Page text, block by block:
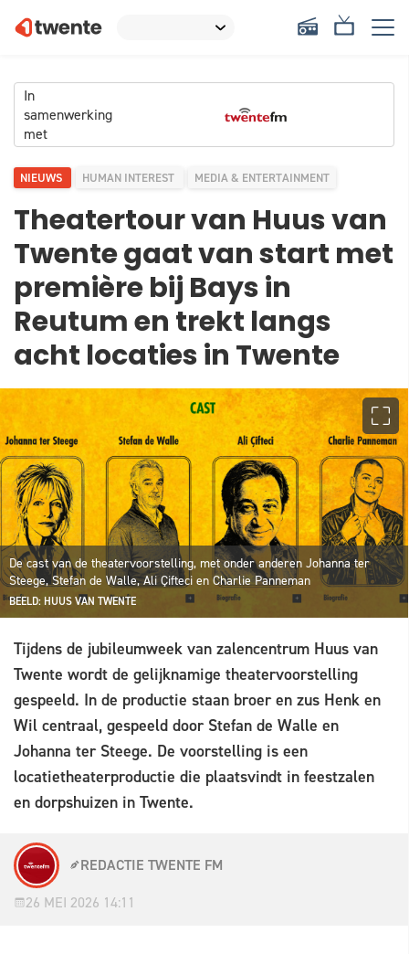
In
samenwerking
met
NIEUWS HUMAN INTEREST MEDIA & ENTERTAINMENT
Theatertour van Huus van
Twente gaat van start met
première bij Bays in
Reutum en trekt langs
acht locaties in Twente
De cast van de theatervoorstelling, met onder anderen Johanna ter
Steege, Stefan de Walle, Ali Çifteci en Charlie Panneman
BEELD: HUUS VAN TWENTE
Tijdens de jubileumweek van zalencentrum Huus van
Twente wordt de gelijknamige theatervoorstelling
gespeeld. In de productie staan broer en zus Henk en
Wil centraal, gespeeld door Stefan de Walle en
Johanna ter Steege. De voorstelling is een
locatietheaterproductie die plaatsvindt in feestzalen
en dorpshuizen in Twente.
REDACTIE TWENTE FM
26 MEI 2026 14:11